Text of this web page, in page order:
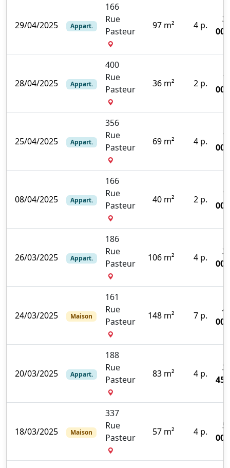
29/04/2025 Appart.
166
Rue
Pasteur
97 m² 4 p.
28/04/2025 Appart.
400
Rue
Pasteur
36 m² 2 p.
25/04/2025 Appart.
356
Rue
Pasteur
69 m² 4 p.
08/04/2025 Appart.
166
Rue
Pasteur
40 m² 2 p.
26/03/2025 Appart.
186
Rue
Pasteur
106 m² 4 p.
24/03/2025 Maison
161
Rue
Pasteur
148 m² 7 p.
20/03/2025 Appart.
188
Rue
Pasteur
83 m² 4 p.
18/03/2025 Maison
337
Rue
Pasteur
57 m² 4 p.